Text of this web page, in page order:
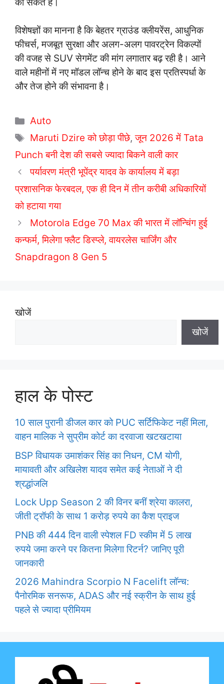
विशेषज्ञों का मानना है कि बेहतर ग्राउंड क्लीयरेंस, आधुनिक
फीचर्स, मजबूत सुरक्षा और अलग-अलग पावरट्रेन विकल्पों
की वजह से SUV सेगमेंट की मांग लगातार बढ़ रही है। आने
वाले महीनों में नए मॉडल लॉन्च होने के बाद इस प्रतिस्पर्धा के
और तेज होने की संभावना है।
C
a
e
g
o
r
i
s
Auto
T
a
s
Maruti Dzire को छोड़ा पीछे,जून 2026 में Tata
Punch बनी देश की सबसे ज्यादा बिकने वाली कार
पर्यावरण मंत्री भूपेंद्र यादव के कार्यालय में बड़ा
प्रशासनिक फेरबदल, एक ही दिन में तीन करीबी अधिकारियों
को हटाया गया
Motorola Edge 70 Max की भारत में लॉन्चिंग हुई
कन्फर्म, मिलेगा फ्लैट डिस्प्ले, वायरलेस चार्जिंग और
Snapdragon 8 Gen 5
खोजें
खोजें
हाल के पोस्ट
10 साल पुरानी डीजल कार को PUC सर्टिफिकेट नहीं मिला,
वाहन मालिक ने सुप्रीम कोर्ट का दरवाजा खटखटाया
BSP विधायक उमाशंकर सिंह का निधन, CM योगी,
मायावती और अखिलेश यादव समेत कई नेताओं ने दी
श्रद्धांजलि
Lock Upp Season 2 की विनर बनीं श्रेया कालरा,
जीती ट्रॉफी के साथ 1 करोड़ रुपये का कैश प्राइज
PNB की 444 दिन वाली स्पेशल FD स्कीम में 5 लाख
रुपये जमा करने पर कितना मिलेगा रिटर्न? जानिए पूरी
जानकारी
2026 Mahindra Scorpio N Facelift लॉन्च:
पैनोरमिक सनरूफ, ADAS और नई स्क्रीन के साथ हुई
पहले से ज्यादा प्रीमियम